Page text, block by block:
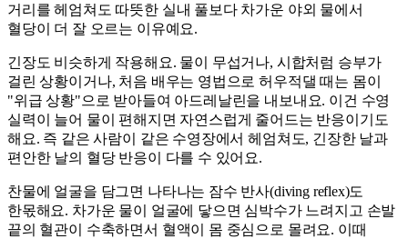
거리를 헤엄쳐도 따뜻한 실내 풀보다 차가운 야외 물에서
혈당이 더 잘 오르는 이유예요.
긴장도 비슷하게 작용해요. 물이 무섭거나, 시합처럼 승부가
걸린 상황이거나, 처음 배우는 영법으로 허우적댈 때는 몸이
"위급 상황"으로 받아들여 아드레날린을 내보내요. 이건 수영
실력이 늘어 물이 편해지면 자연스럽게 줄어드는 반응이기도
해요. 즉 같은 사람이 같은 수영장에서 헤엄쳐도, 긴장한 날과
편안한 날의 혈당 반응이 다를 수 있어요.
찬물에 얼굴을 담그면 나타나는 잠수 반사(diving reflex)도
한몫해요. 차가운 물이 얼굴에 닿으면 심박수가 느려지고 손발
끝의 혈관이 수축하면서 혈액이 몸 중심으로 몰려요. 이때